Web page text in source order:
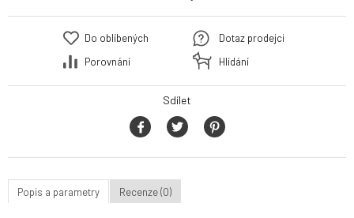
Do oblíbených
Porovnání
Dotaz prodejci
Hlídání
Sdílet
Popis a parametry Recenze (0)